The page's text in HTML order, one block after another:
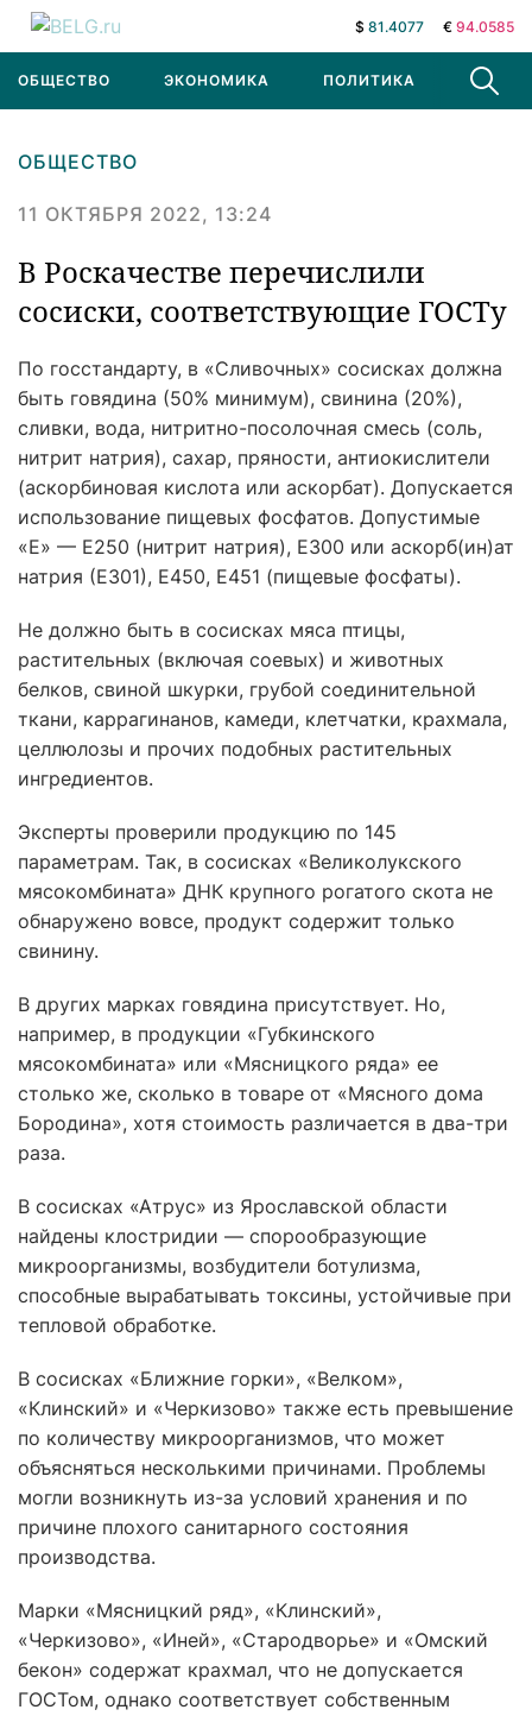
$ 81.4077 € 94.0585
ОБЩЕСТВО ЭКОНОМИКА ПОЛИТИКА В МИРЕ
ОБЩЕСТВО
11 ОКТЯБРЯ 2022, 13:24
В Роскачестве перечислили
сосиски, соответствующие ГОСТу
По госстандарту, в «Сливочных» сосисках должна
быть говядина (50% минимум), свинина (20%),
сливки, вода, нитритно-посолочная смесь (соль,
нитрит натрия), сахар, пряности, антиокислители
(аскорбиновая кислота или аскорбат). Допускается
использование пищевых фосфатов. Допустимые
«Е» — Е250 (нитрит натрия), Е300 или аскорб(ин)ат
натрия (Е301), Е450, Е451 (пищевые фосфаты).
Не должно быть в сосисках мяса птицы,
растительных (включая соевых) и животных
белков, свиной шкурки, грубой соединительной
ткани, каррагинанов, камеди, клетчатки, крахмала,
целлюлозы и прочих подобных растительных
ингредиентов.
Эксперты проверили продукцию по 145
параметрам. Так, в сосисках «Великолукского
мясокомбината» ДНК крупного рогатого скота не
обнаружено вовсе, продукт содержит только
свинину.
В других марках говядина присутствует. Но,
например, в продукции «Губкинского
мясокомбината» или «Мясницкого ряда» ее
столько же, сколько в товаре от «Мясного дома
Бородина», хотя стоимость различается в два-три
раза.
В сосисках «Атрус» из Ярославской области
найдены клостридии — спорообразующие
микроорганизмы, возбудители ботулизма,
способные вырабатывать токсины, устойчивые при
тепловой обработке.
В сосисках «Ближние горки», «Велком»,
«Клинский» и «Черкизово» также есть превышение
по количеству микроорганизмов, что может
объясняться несколькими причинами. Проблемы
могли возникнуть из-за условий хранения и по
причине плохого санитарного состояния
производства.
Марки «Мясницкий ряд», «Клинский»,
«Черкизово», «Иней», «Стародворье» и «Омский
бекон» содержат крахмал, что не допускается
ГОСТом, однако соответствует собственным